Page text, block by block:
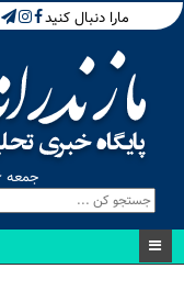
مارا دنبال کنید
جمعه ۱۶ مرداد ۱۴۰۵- Aug 7 2026